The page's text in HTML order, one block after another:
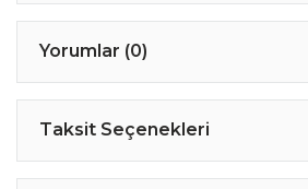
Yorumlar (0)
Taksit Seçenekleri